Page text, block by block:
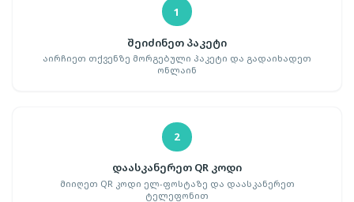
1
შეიძინეთ პაკეტი
აირჩიეთ თქვენზე მორგებული პაკეტი და გადაიხადეთ
ონლაინ
2
დაასკანერეთ QR კოდი
მიიღეთ QR კოდი ელ-ფოსტაზე და დაასკანერეთ
ტელეფონით